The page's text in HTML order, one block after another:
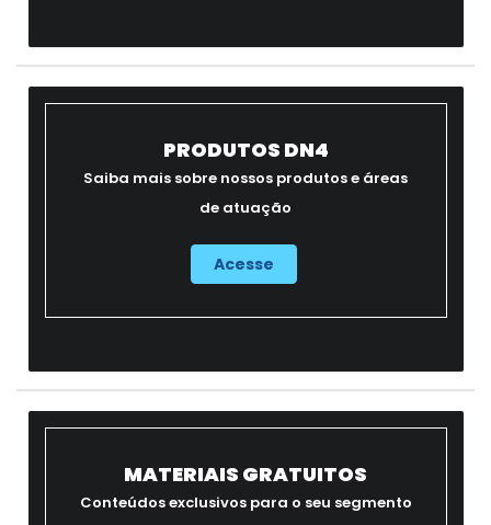
PRODUTOS DN4
Saiba mais sobre nossos produtos e áreas
de atuação
Acesse
MATERIAIS GRATUITOS
Conteúdos exclusivos para o seu segmento